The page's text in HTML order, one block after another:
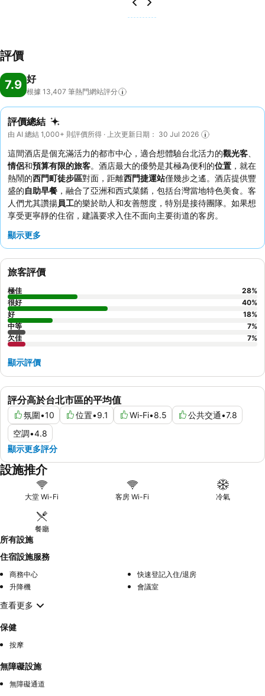
評價
7.9 好
根據 13,407 筆熱門網站評分
評價總結
由 AI 總結 1,000+ 則評價所得 · 上次更新日期： 30 Jul 2026
這間酒店是個充滿活力的都市中心，適合想體驗台北活力的觀光客
情侶和預算有限的旅客。酒店最大的優勢是其極為便利的位置 ，就在
熱鬧的西門町徒步區對面，距離西門捷運站僅幾步之遙。酒店提供豐
盛的自助早餐 ，融合了亞洲和西式菜餚，包括台灣當地特色美食。客
人們尤其讚揚員工的樂於助人和友善態度，特別是接待團隊。如果想
享受更寧靜的住宿，建議要求入住不面向主要街道的客房。
顯示更多
評分高於台北市區的平均值
氛圍•10 位置•9.1 Wi-Fi•8.5 公共交通•7.8
空調•4.8
顯示更多評分
旅客評價
極佳 28%
很好
40%
好
18%
中等
7%
欠佳
7%
顯示評價
設施推介
大堂 Wi-Fi 客房 Wi-Fi 冷氣
餐廳
所有設施
住宿設施服務
商務中心
快速登記入住/退房
升降機
會議室
查看更多
保健
按摩
無障礙設施
無障礙通道